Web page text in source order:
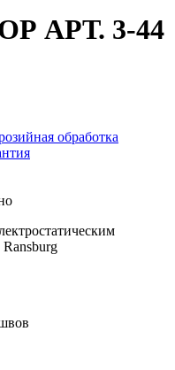
АРТ. 3-44
обработка